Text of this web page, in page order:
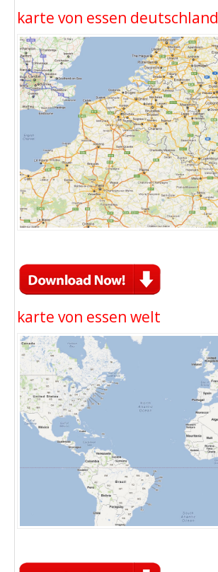
karte von essen deutschland
karte von essen welt